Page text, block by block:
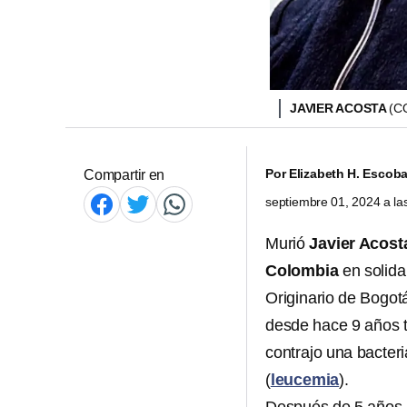
JAVIER ACOSTA
Compartir en PorElizabeth H.
septiembre 01, 2024 a
MurióJavier
Colombiaen
Originario de
desde hace 9 años
contrajo una
(leucemia).